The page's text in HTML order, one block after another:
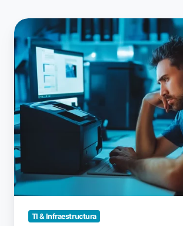
¿No
funciona
la
redirección
de
impresoras
de
AVD?
Correcciones
y
soluciones
TI & Infraestructura